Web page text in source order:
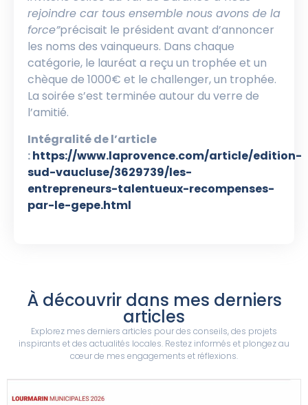
rejoindre car tous ensemble nous avons de la
force”précisait le président avant d’annoncer
les noms des vainqueurs. Dans chaque
catégorie, le lauréat a reçu un trophée et un
chèque de 1000€ et le challenger, un trophée.
La soirée s’est terminée autour du verre de
l’amitié.
Intégralité de l’article
:https://www.laprovence.com/article/edition-
sud-vaucluse/3629739/les-
entrepreneurs-talentueux-recompenses-
par-le-gepe.html
À découvrir dans mes derniers
articles
Explorez mes derniers articles pour des conseils, des projets
inspirants et des actualités locales. Restez informés et plongez au
cœur de mes engagements et réflexions.